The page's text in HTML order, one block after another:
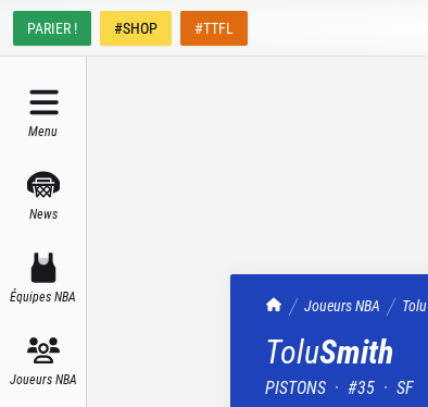
PARIER ! #SHOP #TTFL
Menu
News
Équipes NBA
Joueurs NBA
TrashTalk Actu NBA
Joueurs NBA Tolu
ToluSmith
PISTONS · #35 · SF